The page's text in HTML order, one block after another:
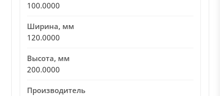
100.0000
Ширина, мм
120.0000
Высота, мм
200.0000
Производитель